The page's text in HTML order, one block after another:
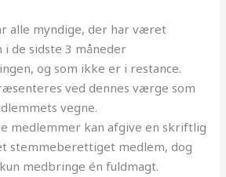
alle myndige, der har været
de sidste 3 måneder
, og som ikke er i restance.
ved dennes værge som
vegne.
medlemmer kan afgive en skriftlig
stemmeberettiget medlem, dog
medbringe én fuldmagt.